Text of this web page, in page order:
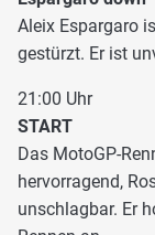
Aleix Espargaro
gestürzt. Er ist
21:00 Uhr
START
Das MotoGP-
hervorragend,
unschlagbar. Er